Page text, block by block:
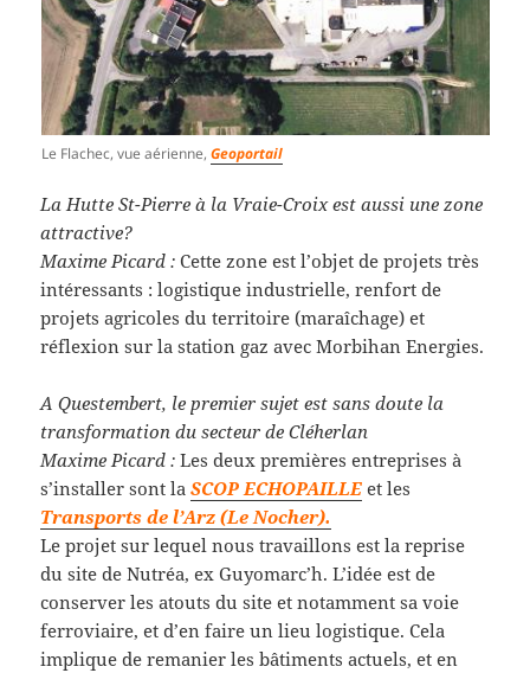
Le Flachec, vue aérienne, Geoportail
La Hutte St-Pierre à la Vraie-Croix est aussi une zone
attractive?
Maxime Picard : Cette zone est l’objet de projets très
intéressants : logistique industrielle, renfort de
projets agricoles du territoire (maraîchage) et
réflexion sur la station gaz avec Morbihan Energies.
A Questembert, le premier sujet est sans doute la
transformation du secteur de Cléherlan
Maxime Picard : Les deux premières entreprises à
s’installer sont laSCOP ECHOPAILLE et les
Transports de l’Arz (Le Nocher).
Le projet sur lequel nous travaillons est la reprise
du site de Nutréa, ex Guyomarc’h. L’idée est de
conserver les atouts du site et notamment sa voie
ferroviaire, et d’en faire un lieu logistique. Cela
implique de remanier les bâtiments actuels, et en